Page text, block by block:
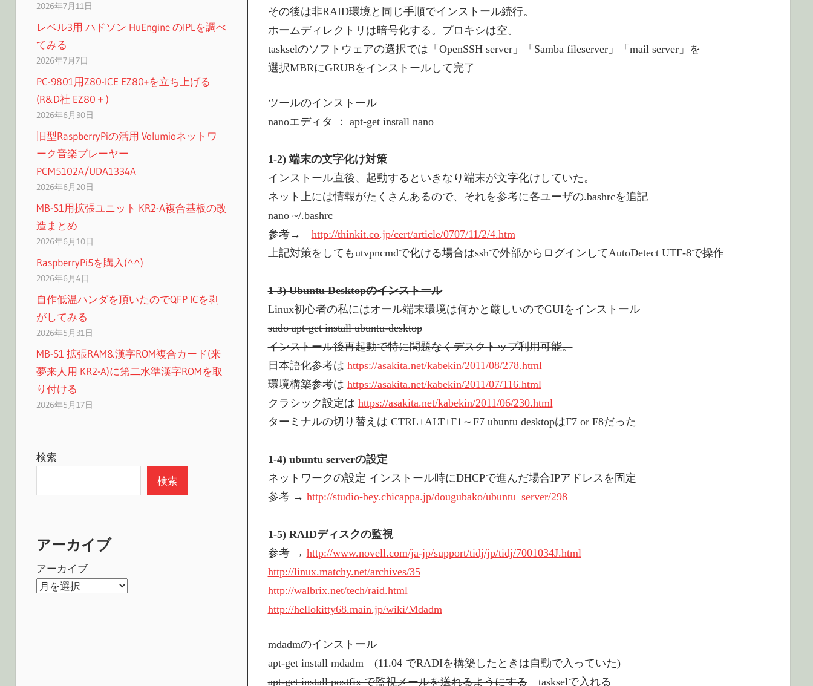
その後は非RAID環境と同じ手順でインストール続行。
ホームディレクトリは暗号化する。プロキシは空。
taskselのソフトウェアの選択では「OpenSSH server」「Samba fileserver」「mail server」を
選択MBRにGRUBをインストールして完了
ツールのインストール
nanoエディタ ： apt-get install nano
1-2) 端末の文字化け対策
インストール直後、起動するといきなり端末が文字化けしていた。
ネット上には情報がたくさんあるので、それを参考に各ユーザの.bashrcを追記
nano ~/.bashrc
参考→ http://thinkit.co.jp/cert/article/0707/11/2/4.htm
上記対策をしてもutvpncmdで化ける場合はsshで外部からログインしてAutoDetect UTF-8で操作
1-3) Ubuntu Desktopのインストール
Linux初心者の私にはオール端末環境は何かと厳しいのでGUIをインストール
sudo apt-get install ubuntu-desktop
インストール後再起動で特に問題なくデスクトップ利用可能。
日本語化参考は https://asakita.net/kabekin/2011/08/278.html
環境構築参考は https://asakita.net/kabekin/2011/07/116.html
クラシック設定は https://asakita.net/kabekin/2011/06/230.html
ターミナルの切り替えは CTRL+ALT+F1～F7 ubuntu desktopはF7 or F8だった
1-4) ubuntu serverの設定
ネットワークの設定 インストール時にDHCPで進んだ場合IPアドレスを固定
参考 → http://studio-bey.chicappa.jp/dougubako/ubuntu_server/298
1-5) RAIDディスクの監視
参考 → http://www.novell.com/ja-jp/support/tidj/jp/tidj/7001034J.html
http://linux.matchy.net/archives/35
http://walbrix.net/tech/raid.html
http://hellokitty68.main.jp/wiki/Mdadm
mdadmのインストール
apt-get install mdadm (11.04 でRADIを構築したときは自動で入っていた)
apt-get install postfix で監視メールを送れるようにするtaskselで入れる
2026年7月11日
レベル3用 ハドソン HuEngine のIPLを調べ
てみる
2026年7月7日
PC-9801用Z80-ICE EZ80+を立ち上げる
(R&D社 EZ80＋)
2026年6月30日
旧型RaspberryPiの活用 Volumioネットワ
ーク音楽プレーヤー
PCM5102A/UDA1334A
2026年6月20日
MB-S1用拡張ユニット KR2-A複合基板の改
造まとめ
2026年6月10日
RaspberryPi5を購入(^^)
2026年6月4日
自作低温ハンダを頂いたのでQFP ICを剥
がしてみる
2026年5月31日
MB-S1 拡張RAM&漢字ROM複合カード(来
夢来人用 KR2-A)に第二水準漢字ROMを取
り付ける
2026年5月17日
検索
検索
アーカイブ
アーカイブ